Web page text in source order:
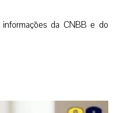
da CNBB e do